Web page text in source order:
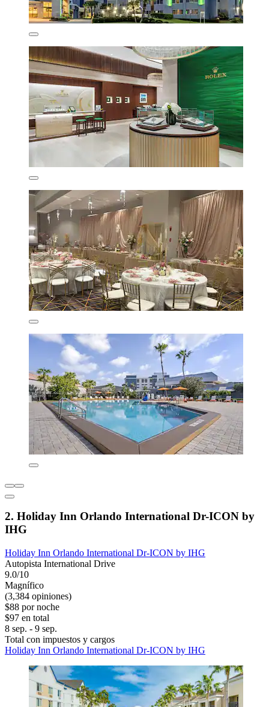
2. Holiday Inn Orlando International Dr-ICON by
IHG
Holiday Inn Orlando International Dr-ICON by IHG
Autopista International Drive
9.0/10
Magnífico
(3,384 opiniones)
$88 por noche
$97 en total
8 sep. - 9 sep.
Total con impuestos y cargos
Holiday Inn Orlando International Dr-ICON by IHG